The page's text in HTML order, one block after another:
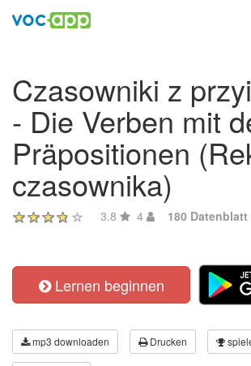
Czasowniki z
- Die Verben mit
Präpositionen
czasownika)
3.8 4 180 Datenblatt
Lernen beginnen
mp3 downloaden Drucken